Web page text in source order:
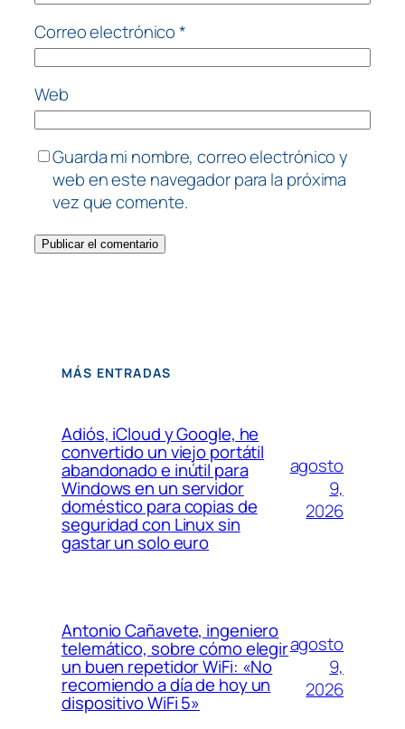
Correo electrónico*
Web
Guarda mi nombre, correo electrónico y
web en este navegador para la próxima
vez que comente.
MÁS ENTRADAS
Adiós, iCloud y Google, he
convertido un viejo portátil
abandonado e inútil para
Windows en un servidor
doméstico para copias de
seguridad con Linux sin
gastar un solo euro
agosto
9,
2026
Antonio Cañavete, ingeniero
telemático, sobre cómo elegir
un buen repetidor WiFi: «No
recomiendo a día de hoy un
dispositivo WiFi 5»
agosto
9,
2026